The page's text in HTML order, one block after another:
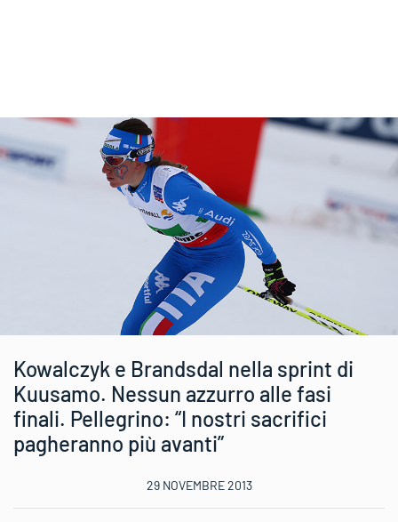
Kowalczyk e Brandsdal nella sprint di
Kuusamo. Nessun azzurro alle fasi
finali. Pellegrino: “I nostri sacrifici
pagheranno più avanti”
29 NOVEMBRE 2013